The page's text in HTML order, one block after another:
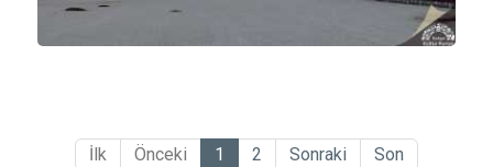
İlk Önceki 1 2 Sonraki Son